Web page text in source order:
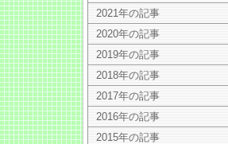
2021年の記事
2020年の記事
2019年の記事
2018年の記事
2017年の記事
2016年の記事
2015年の記事